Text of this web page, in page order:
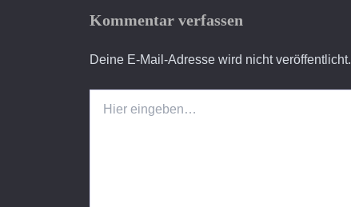
Kommentar verfassen
Deine E-Mail-Adresse wird nicht veröffentlicht.
eingeben…